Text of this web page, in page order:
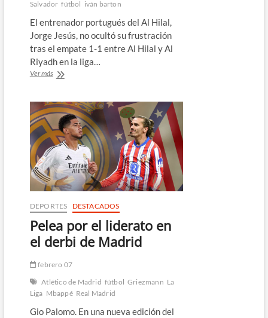
Salvador fútbol iván barton
El entrenador portugués del Al Hilal,
Jorge Jesús, no ocultó su frustración
tras el empate 1-1 entre Al Hilal y Al
Riyadh en la liga…
Ver másDT
Hilal
estalla
contra
el
árbitro
salvadoreño
Iván
Barton
DEPORTES DESTACADOS
Pelea por el liderato en
el derbi de Madrid
febrero 07
Atlético de Madrid fútbol Griezmann La
Liga Mbappé Real Madrid
Gio Palomo. En una nueva edición del